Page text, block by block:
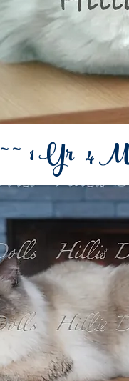
~ ~ 1 Yr 4